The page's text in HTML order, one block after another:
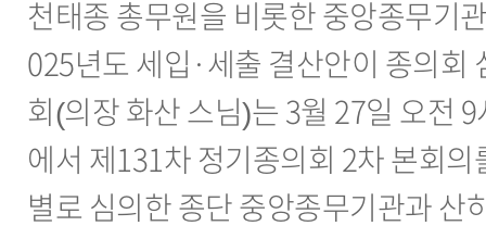
천태종 총무원을 비롯한 중앙종무기
025년도 세입·세출 결산안이 종의회
회(의장 화산 스님)는 3월 27일 오전
에서 제131차 정기종의회 2차 본회의
별로 심의한 종단 중앙종무기관과 산